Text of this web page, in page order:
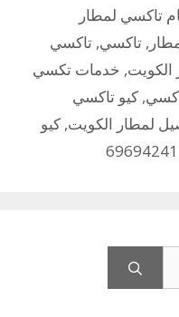
تاكسي لمطار
, تاكسي, تاكسي
, خدمات تكسي
, كيو تاكسي
لمطار الكويت, كيو